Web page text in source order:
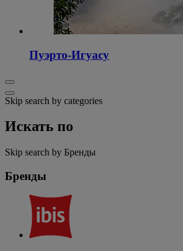
Пуэрто-Игуасу
Skip search by categories
Искать по
Skip search by Бренды
Бренды